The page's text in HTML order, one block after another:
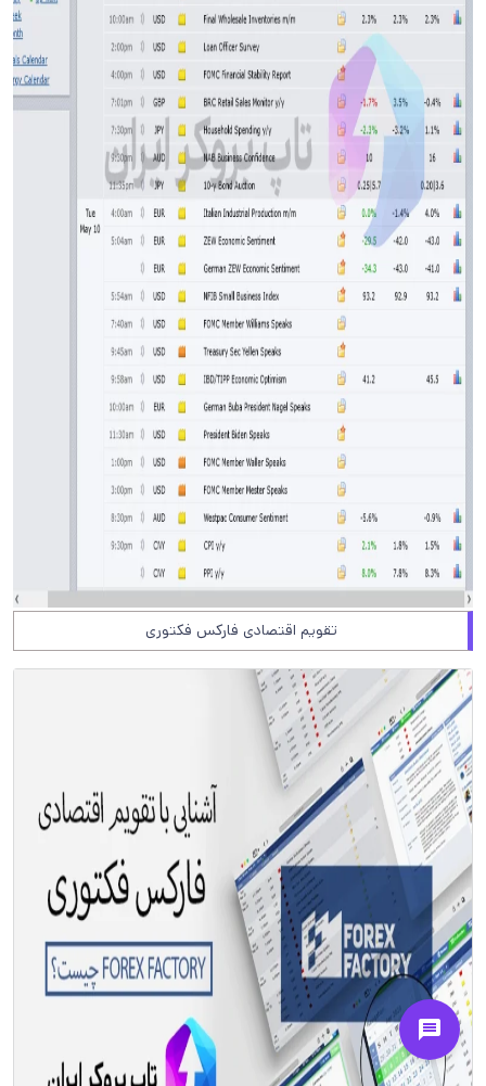
تقویم اقتصادی فارکس فکتوری